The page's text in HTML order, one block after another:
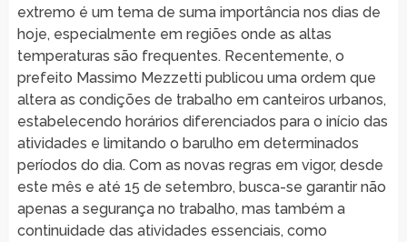
extremo é um tema de suma importância nos dias de
hoje, especialmente em regiões onde as altas
temperaturas são frequentes. Recentemente, o
prefeito Massimo Mezzetti publicou uma ordem que
altera as condições de trabalho em canteiros urbanos,
estabelecendo horários diferenciados para o início das
atividades e limitando o barulho em determinados
períodos do dia. Com as novas regras em vigor, desde
este mês e até 15 de setembro, busca-se garantir não
apenas a segurança no trabalho, mas também a
continuidade das atividades essenciais, como